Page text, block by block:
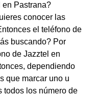
en Pastrana?
conocer las
el teléfono de
buscando? Por
de Jazztel en
dependiendo
que marcar uno u
todos los número de